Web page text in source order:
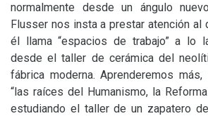
normalmente desde un ángulo
Flusser nos insta a prestar atención al
él llama “espacios de trabajo” a lo
desde el taller de cerámica del
fábrica moderna. Aprenderemos
“las raíces del Humanismo, la
estudiando el taller de un zapatero